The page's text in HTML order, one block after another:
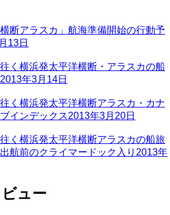
断アラスカ」航海準備開始の行動予
13日
く横浜発太平洋横断・アラスカの船
2013年3月14日
く横浜発太平洋横断アラスカ・カナ
ンデックス2013年3月20日
く横浜発太平洋横断アラスカの船旅
前のクライマードック入り 2013年
ュー